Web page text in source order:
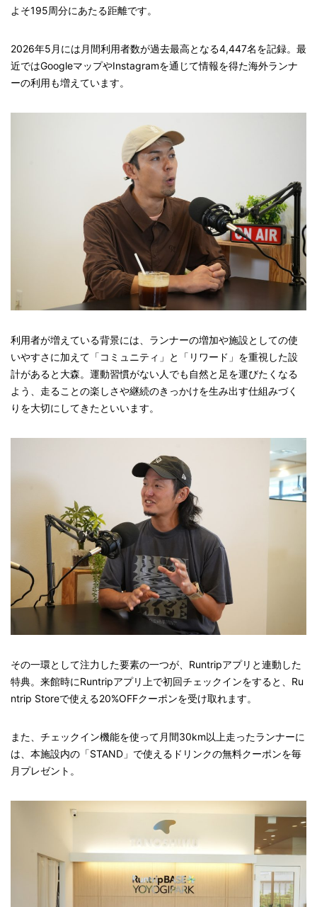
よそ195周分にあたる距離です。
2026年5月には月間利用者数が過去最高となる4,447名を記録。最
近ではGoogleマップやInstagramを通じて情報を得た海外ランナ
ーの利用も増えています。
利用者が増えている背景には、ランナーの増加や施設としての使
いやすさに加えて「コミュニティ」と「リワード」を重視した設
計があると大森。運動習慣がない人でも自然と足を運びたくなる
よう、走ることの楽しさや継続のきっかけを生み出す仕組みづく
りを大切にしてきたといいます。
その一環として注力した要素の一つが、Runtripアプリと連動した
特典。来館時にRuntripアプリ上で初回チェックインをすると、Ru
ntrip Storeで使える20%OFFクーポンを受け取れます。
また、チェックイン機能を使って月間30km以上走ったランナーに
は、本施設内の「STAND」で使えるドリンクの無料クーポンを毎
月プレゼント。